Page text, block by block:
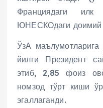
Франциядаги илк
ЮНЕСКОдаги доимий
ЎзА
йилги Президент
этиб, 2,85 фоиз
номзод тўрт киши
эгаллаганди.